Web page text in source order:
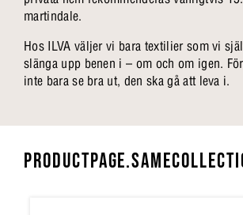
martindale.
Hos ILVA väljer vi bara textilier som vi
slänga upp benen i – om och om igen.
inte bara se bra ut, den ska gå att leva i.